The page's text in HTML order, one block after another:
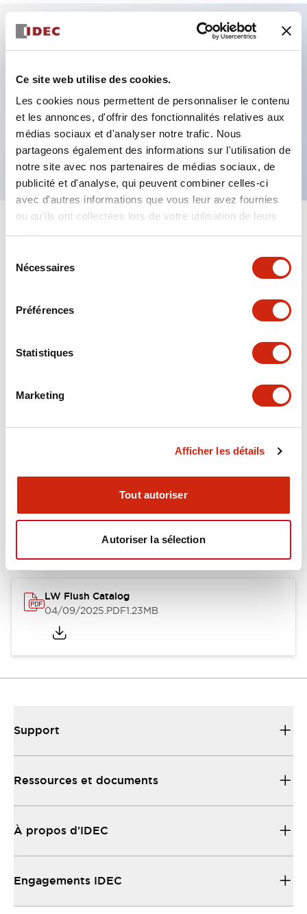
Ce site web utilise des cookies.
Les cookies nous permettent de personnaliser le contenu
et les annonces, d'offrir des fonctionnalités relatives aux
médias sociaux et d'analyser notre trafic. Nous
partageons également des informations sur l'utilisation de
notre site avec nos partenaires de médias sociaux, de
publicité et d'analyse, qui peuvent combiner celles-ci
avec d'autres informations que vous leur avez fournies
ou qu'ils ont collectées lors de votre utilisation de leurs
Nécessaires
Préférences
Statistiques
Marketing
Afficher les détails
Tout autoriser
Autoriser la sélection
Caractéristiques clés
Fixation par regroupement possible
Le commutateur sélecteur avec clé adopte une
structure à goupille à cylindre haute sécurité
La structure de protection est IP65 (IEC60529)
Spécifications Tout développer+
Aesthetic Specifications
Documents et fichiers
Catalogues Et Brochures Approbations Et Normes
LW Flush Catalog
04/09/2025.PDF1.23MB
Support
Ressources et documents
À propos d’IDEC
Engagements IDEC